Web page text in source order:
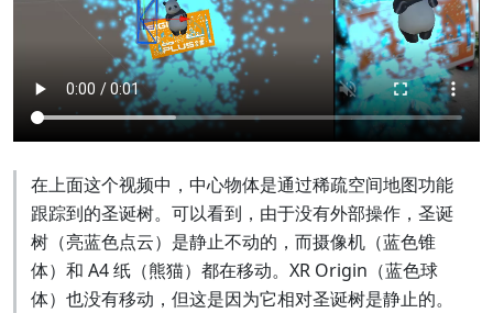
在上面这个视频中，中心物体是通过稀疏空间地图功能
跟踪到的圣诞树。可以看到，由于没有外部操作，圣诞
树（亮蓝色点云）是静止不动的，而摄像机（蓝色锥
体）和 A4 纸（熊猫）都在移动。XR Origin（蓝色球
体）也没有移动，但这是因为它相对圣诞树是静止的。